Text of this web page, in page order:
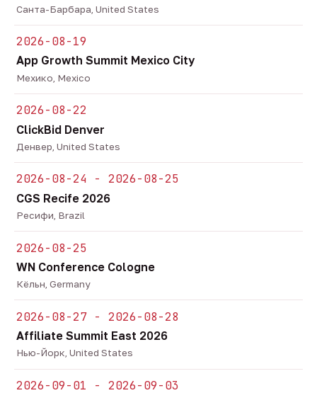
Санта-Барбара, United States
2026-08-19
App Growth Summit Mexico City
Мехико, Mexico
2026-08-22
ClickBid Denver
Денвер, United States
2026-08-24 - 2026-08-25
CGS Recife 2026
Ресифи, Brazil
2026-08-25
WN Conference Cologne
Кёльн, Germany
2026-08-27 - 2026-08-28
Affiliate Summit East 2026
Нью-Йорк, United States
2026-09-01 - 2026-09-03